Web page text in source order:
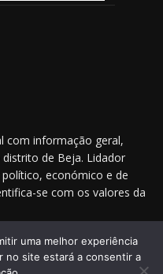
com informação geral,
de Beja. Lidador
económico e de
se com os valores da
uma melhor experiência
no site estará a consentir a